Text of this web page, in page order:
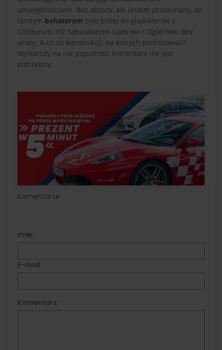
umiejętnościami. Bez obrazy, ale jestem przekonany, że
tamtym bohaterom było bliżej do gladiatorów z
Colloseum, niż Sebastianom Loeb’owi i Ogier’owi. Bez
urazy. A co do konstrukcji, na których podróżowali?
Wystarczy na nie popatrzeć, komentarz nie jest
potrzebny.
Komentarze
Imię:
E-mail:
Komentarz: